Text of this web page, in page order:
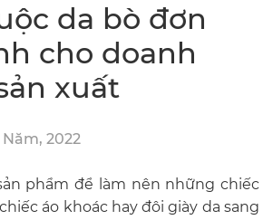
da bò đơn
cho doanh
xuất
Năm, 2022
phẩm để làm nên những chiếc
áo khoác hay đôi giày da sang